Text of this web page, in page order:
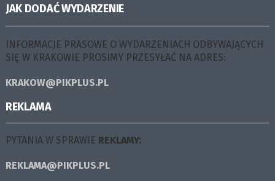
JAK DODAĆ WYDARZENIE
INFORMACJE PRASOWE O WYDARZENIACH ODBYWAJĄCYCH
SIĘ W KRAKOWIE PROSIMY PRZESYŁAĆ NA ADRES:
KRAKOW@PIKPLUS.PL
REKLAMA
PYTANIA W SPRAWIE REKLAMY:
REKLAMA@PIKPLUS.PL